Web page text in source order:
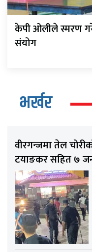
केपी ओलीले स्मरण
संयोग
भर्खर
वीरगन्जमा तेल
टयाङकर सहित ७ जना